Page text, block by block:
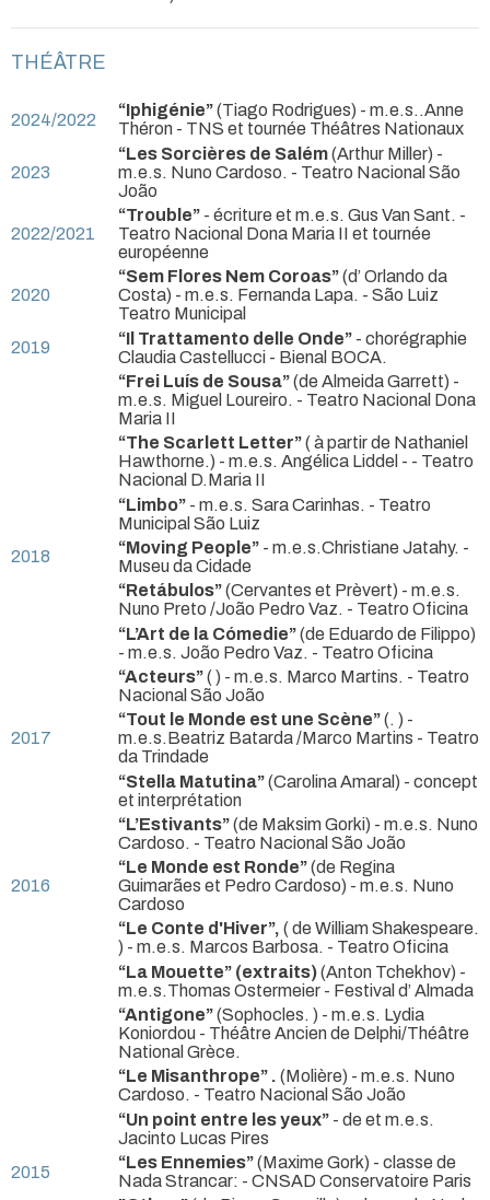
THÉÂTRE
2024/2022 “Iphigénie”(Tiago Rodrigues) - m.e.s..Anne
Théron - TNS et tournée Théâtres Nationaux
2023
“Les Sorcières de Salém(Arthur Miller) -
m.e.s. Nuno Cardoso. - Teatro Nacional São
João
2022/2021
“Trouble” - écriture et m.e.s. Gus Van Sant. -
Teatro Nacional Dona Maria II et tournée
européenne
2020
“Sem Flores Nem Coroas”(d’ Orlando da
Costa) - m.e.s. Fernanda Lapa. - São Luiz
Teatro Municipal
2019
“Il Trattamento delle Onde” - chorégraphie
Claudia Castellucci - Bienal BOCA.
“Frei Luís de Sousa”(de Almeida Garrett) -
m.e.s. Miguel Loureiro. - Teatro Nacional Dona
Maria II
“The Scarlett Letter”( à partir de Nathaniel
Hawthorne.) - m.e.s. Angélica Liddel - - Teatro
Nacional D.Maria II
“Limbo” - m.e.s. Sara Carinhas. - Teatro
Municipal São Luiz
2018
“Moving People” - m.e.s.Christiane Jatahy. -
Museu da Cidade
“Retábulos”(Cervantes et Prèvert) - m.e.s.
Nuno Preto /João Pedro Vaz. - Teatro Oficina
“L’Art de la Cómedie”(de Eduardo de Filippo)
- m.e.s. João Pedro Vaz. - Teatro Oficina
“Acteurs”( ) - m.e.s. Marco Martins. - Teatro
Nacional São João
2017
“Tout le Monde est une Scène”(. ) -
m.e.s.Beatriz Batarda /Marco Martins - Teatro
da Trindade
“Stella Matutina”(Carolina Amaral) - concept
et interprétation
“L’Estivants”(de Maksim Gorki) - m.e.s. Nuno
Cardoso. - Teatro Nacional São João
2016
“Le Monde est Ronde”(de Regina
Guimarães et Pedro Cardoso) - m.e.s. Nuno
Cardoso
“Le Conte d'Hiver”, ( de William Shakespeare.
) - m.e.s. Marcos Barbosa. - Teatro Oficina
“La Mouette” (extraits)(Anton Tchekhov) -
m.e.s.Thomas Ostermeier - Festival d’ Almada
“Antigone”(Sophocles. ) - m.e.s. Lydia
Koniordou - Théâtre Ancien de Delphi/Théâtre
National Grèce.
“Le Misanthrope” . (Molière) - m.e.s. Nuno
Cardoso. - Teatro Nacional São João
“Un point entre les yeux” - de et m.e.s.
Jacinto Lucas Pires
2015
“Les Ennemies”(Maxime Gork) - classe de
Nada Strancar: - CNSAD Conservatoire Paris